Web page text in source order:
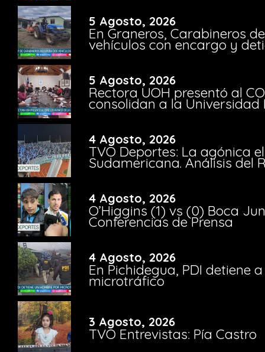
5 Agosto, 2026
En Graneros, Carabineros
vehículos con encargo y
5 Agosto, 2026
Rectora UOH presentó al
consolidan a la Universidad
4 Agosto, 2026
TVO Deportes: La agónica
Sudamericana. Análisis del
4 Agosto, 2026
O’Higgins (1) vs (0) Boca
Conferencias de Prensa
4 Agosto, 2026
En Pichidegua, PDI detiene
microtráfico
3 Agosto, 2026
TVO Entrevistas: Pía Castro